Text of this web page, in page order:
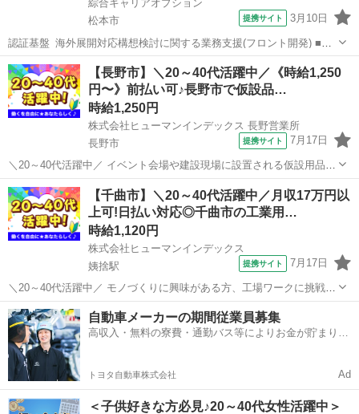
綜合キャリアオプション
松本市
提携サイト 3月10日
認証基盤_海外展開対応構想検討に関する業務支援(フロント開発) ■お
仕事PR ≪適度な残業でお給料UP≫ 残業は月20時間未満で、 ほどよ
く稼げます♪ ≪未経験でも活躍できる≫ 新しいことにチャレンジする
のは不安だけど、 ...
長野 松本市 その他
【長野市】＼20～40代活躍中／《時給1,250
円〜》前払い可♪長野市で仮設品…
時給1,250円
株式会社ヒューマンインデックス 長野営業所
長野市
提携サイト 7月17日
＼20～40代活躍中／ イベント会場や建設現場に設置される仮設用品
(トイレ・フェンスなど)の出荷・清掃作業をお任せいたします。 / すぐ
覚えられる作業なので、未経験でも安心! 重量物もあるので、体を動か
したい方にピッタリ...
長野 長野市 その他
【千曲市】＼20～40代活躍中／月収17万円以
上可!日払い対応◎千曲市の工業用…
時給1,120円
株式会社ヒューマンインデックス
姨捨駅
提携サイト 7月17日
＼20～40代活躍中／ モノづくりに興味がある方、工場ワークに挑戦し
てみたい方にピッタリ! 未経験から始めやすいシンプルな軽作業が中心
です♪ 金属や樹脂製品などの加工・製造を行う会社で、半導体関連装
置の検査・組立業務を担...
長野 千曲市 姨捨駅
自動車メーカーの期間従業員募集
高収入・無料の寮費・通勤バス等によりお金が貯まりや
トヨタ自動車株式会社 Ad
＜子供好きな方必見♪20～40代女性活躍中＞